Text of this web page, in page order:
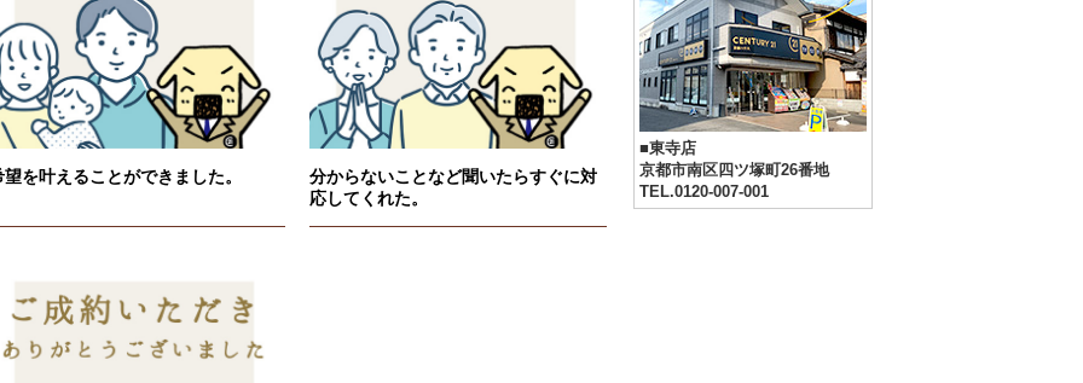
望を叶えることができました。
分からないことなど聞いたらすぐに対
応してくれた。
■東寺店
京都市南区四ツ塚町26番地
TEL.0120-007-001